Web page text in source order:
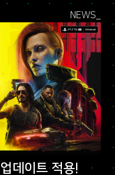
NEWS_
데이트 적용!